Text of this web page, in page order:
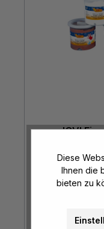
JOVI
6
Diese
Ihnen die
bieten zu